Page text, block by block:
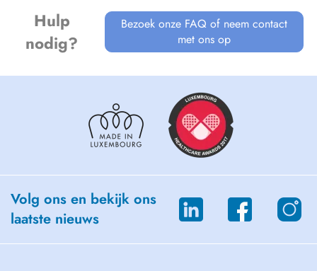
Hulp
nodig?
Bezoek onze FAQ of neem contact
met ons op
Volg ons en bekijk ons
laatste nieuws